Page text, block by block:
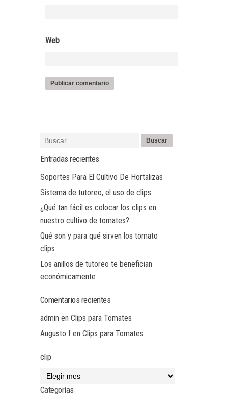
Web
Entradas recientes
Soportes Para El Cultivo De Hortalizas
Sistema de tutoreo, el uso de clips
¿Qué tan fácil es colocar los clips en
nuestro cultivo de tomates?
Qué son y para qué sirven los tomato
clips
Los anillos de tutoreo te benefician
económicamente
Comentarios recientes
admin en Clips para Tomates
Augusto f en Clips para Tomates
clip
Categorías